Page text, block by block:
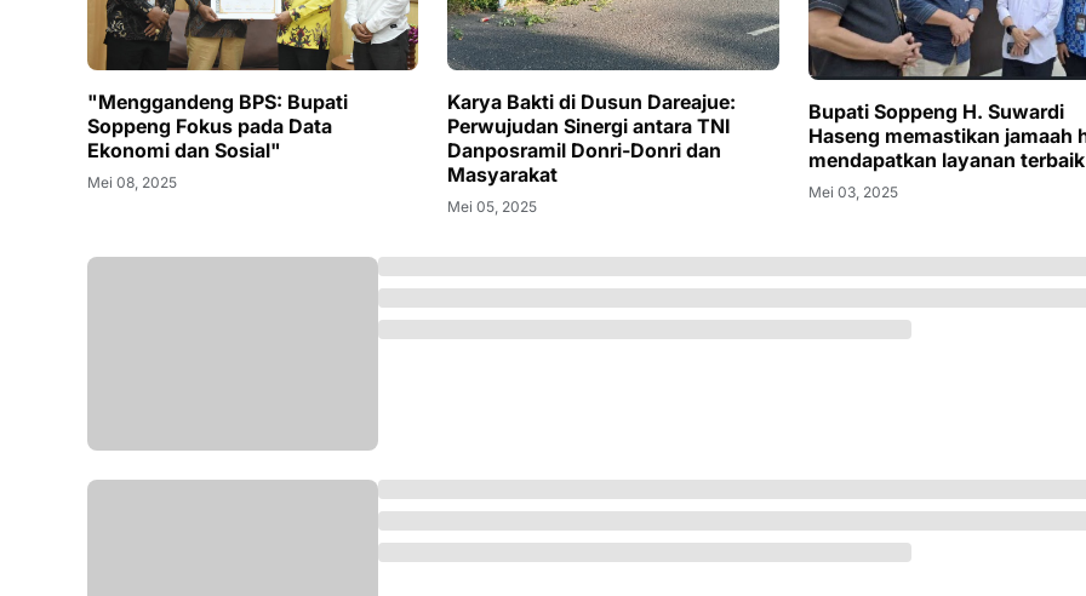
"Menggandeng BPS: Bupati
Soppeng Fokus pada Data
Ekonomi dan Sosial"
Mei 08, 2025
Karya Bakti di Dusun Dareajue:
Perwujudan Sinergi antara TNI
Danposramil Donri-Donri dan
Masyarakat
Mei 05, 2025
Bupati Soppeng H. Suwardi
Haseng memastikan jamaah
mendapatkan layanan terbaik
Mei 03, 2025